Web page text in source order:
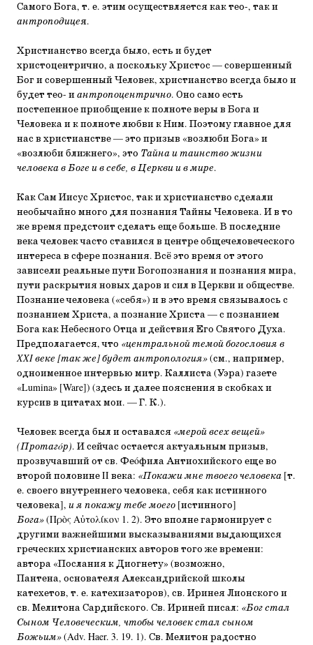
Самого Бога, т. е. этим осуществляется как тео-, так и
антроподицея.
Христианство всегда было, есть и будет
христоцентрично, а поскольку Христос — совершенный
Бог и совершенный Человек, христианство всегда было и
будет тео- иантропоцентрично. Оно само есть
постепенное приобщение к полноте веры в Бога и
Человека и к полноте любви к Ним. Поэтому главное для
нас в христианстве — это призыв «возлюби Бога» и
«возлюби ближнего», это Тайна и таинство жизни
человека в Боге и в себе, в Церкви и в мире.
Как Сам Иисус Христос, так и христианство сделали
необычайно много для познания Тайны Человека. И в то
же время предстоит сделать еще больше. В последние
века человек часто ставился в центре общечеловеческого
интереса в сфере познания. Всё это время от этого
зависели реальные пути Богопознания и познания мира,
пути раскрытия новых даров и сил в Церкви и обществе.
Познание человека («себя») и в это время связывалось с
познанием Христа, а познание Христа — с познанием
Бога как Небесного Отца и действия Его Святого Духа.
Предполагается, что «центральной темой богословия в
XXI веке [так же] будет антропология»(см., например,
одноименное интервью митр. Каллиста (Уэра) газете
«Lumina» [Ware]) (здесь и далее пояснения в скобках и
курсив в цитатах мои. — Г. К.).
Человек всегда был и оставался «мерой всех вещей»
(Протагóр). И сейчас остается актуальным призыв,
прозвучавший от св. Феóфила Антиохийского еще во
второй половине II века: «Покажи мне твоего человека [т.
е. своего внутреннего человека, себя как истинного
человека], и я покажу тебе моего [истинного]
Бога»(Πρὸς Αὐτολίκον 1. 2). Это вполне гармонирует с
другими важнейшими высказываниями выдающихся
греческих христианских авторов того же времени:
автора «Послания к Диогнету» (возможно,
Пантена, основателя Александрийской школы
катехетов, т. е. катехизаторов), св. Иринея Лионского и
св. Мелитона Сардийского. Св. Ириней писал: «Бог стал
Сыном Человеческим, чтобы человек стал сыном
Божьим»(Adv. Haer. 3. 19. 1). Св. Мелитон радостно